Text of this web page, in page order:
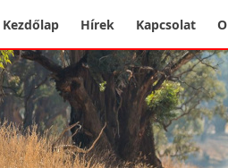
Kezdőlap Hírek Kapcsolat